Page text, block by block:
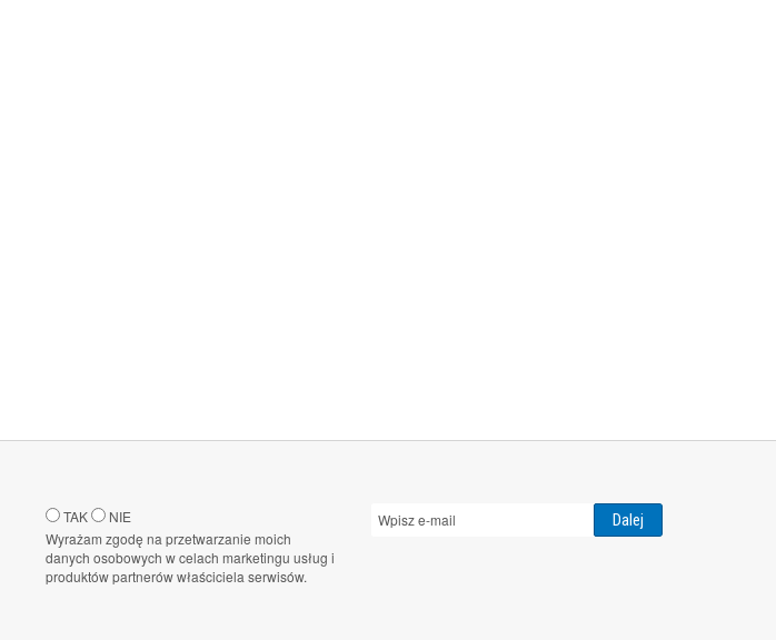
TAK
NIE
Wyrażam zgodę na przetwarzanie moich
danych osobowych w celach marketingu usług i
produktów partnerów właściciela serwisów.